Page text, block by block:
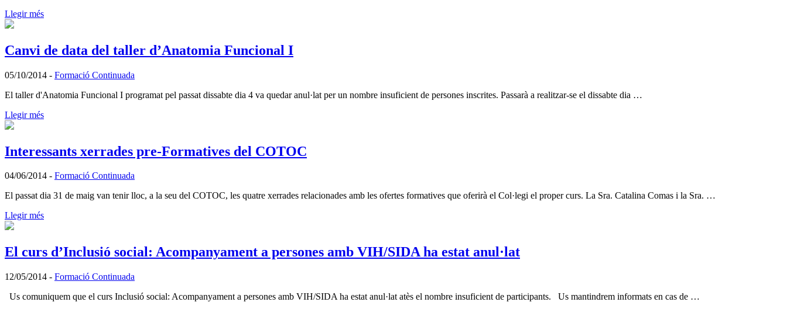
Llegir més
Canvi de data del taller d’Anatomia Funcional I
05/10/2014 - Formació Continuada
El taller d'Anatomia Funcional I programat pel passat dissabte dia 4 va quedar anul·lat per un nombre insuficient de persones inscrites. Passarà a realitzar-se el dissabte dia …
Llegir més
Interessants xerrades pre-Formatives del COTOC
04/06/2014 - Formació Continuada
El passat dia 31 de maig van tenir lloc, a la seu del COTOC, les quatre xerrades relacionades amb les ofertes formatives que oferirà el Col·legi el proper curs. La Sra. Catalina Comas i la Sra. …
Llegir més
El curs d’Inclusió social: Acompanyament a persones amb VIH/SIDA ha estat anul·lat
12/05/2014 - Formació Continuada
Us comuniquem que el curs Inclusió social: Acompanyament a persones amb VIH/SIDA ha estat anul·lat atès el nombre insuficient de participants. Us mantindrem informats en cas de …